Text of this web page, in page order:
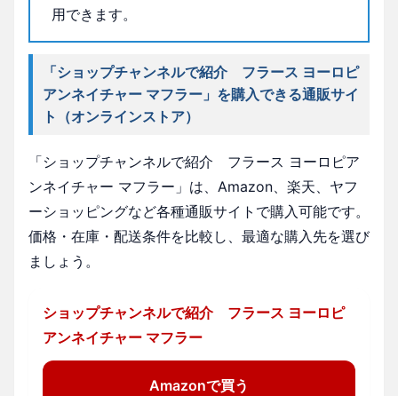
用できます。
「ショップチャンネルで紹介 フラース ヨーロピ
アンネイチャー マフラー」を購入できる通販サイ
ト（オンラインストア）
「ショップチャンネルで紹介 フラース ヨーロピア
ンネイチャー マフラー」は、Amazon、楽天、ヤフ
ーショッピングなど各種通販サイトで購入可能です。
価格・在庫・配送条件を比較し、最適な購入先を選び
ましょう。
ショップチャンネルで紹介 フラース ヨーロピ
アンネイチャー マフラー
Amazonで買う